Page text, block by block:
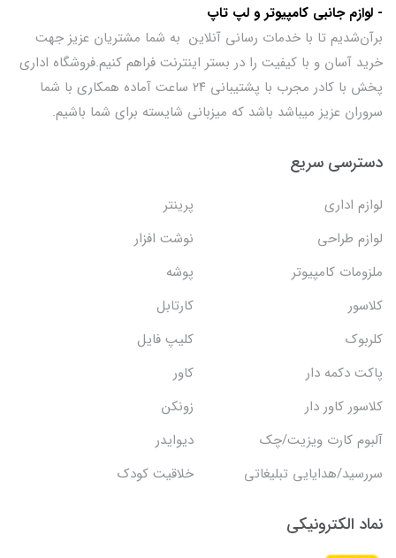
- لوازم جانبی کامپیوتر و لپ تاپ
برآن‌شدیم تا با خدمات رسانی آنلاین به شما مشتریان عزیز جهت
خرید آسان و با کیفیت را در بستر اینترنت فراهم کنیم.فروشگاه اداری
پخش با کادر مجرب با پشتیبانی ۲۴ ساعت آماده همکاری با شما
سروران عزیز میباشد باشد که میزبانی شایسته برای شما باشیم.
دسترسی سریع
لوازم اداری
پرینتر
لوازم طراحی
نوشت افزار
ملزومات کامپیوتر
پوشه
کلاسور
کارتابل
کلربوک
کلیپ فایل
پاکت دکمه دار
کاور
کلاسور کاور دار
زونکن
آلبوم کارت ویزیت/چک
دیوایدر
سررسید/هدایایی تبلیغاتی
خلاقیت کودک
نماد الکترونیکی